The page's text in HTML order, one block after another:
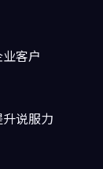
客户
说服力